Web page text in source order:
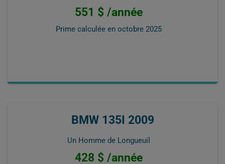
551 $ /année
Prime calculée en octobre 2025
BMW 135I 2009
Un Homme de Longueuil
428 $ /année